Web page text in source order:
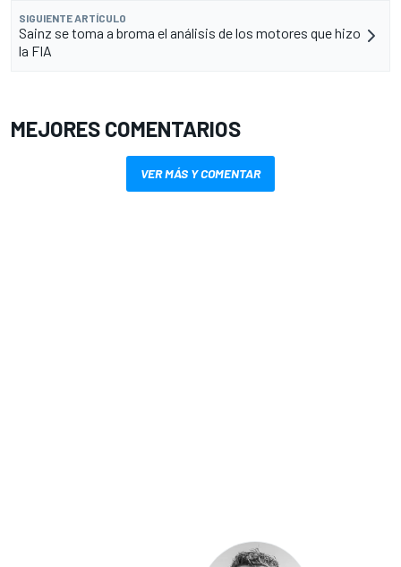
SIGUIENTE ARTÍCULO
Sainz se toma a broma el análisis de los motores que hizo
la FIA
MEJORES COMENTARIOS
VER MÁS Y COMENTAR